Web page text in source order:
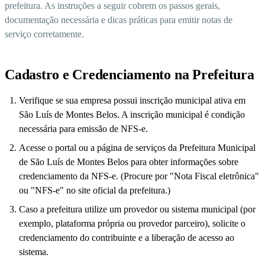
prefeitura. As instruções a seguir cobrem os passos gerais,
documentação necessária e dicas práticas para emitir notas de
serviço corretamente.
Cadastro e Credenciamento na Prefeitura
Verifique se sua empresa possui inscrição municipal ativa em
São Luís de Montes Belos. A inscrição municipal é condição
necessária para emissão de NFS-e.
Acesse o portal ou a página de serviços da Prefeitura Municipal
de São Luís de Montes Belos para obter informações sobre
credenciamento da NFS-e. (Procure por "Nota Fiscal eletrônica"
ou "NFS-e" no site oficial da prefeitura.)
Caso a prefeitura utilize um provedor ou sistema municipal (por
exemplo, plataforma própria ou provedor parceiro), solicite o
credenciamento do contribuinte e a liberação de acesso ao
sistema.